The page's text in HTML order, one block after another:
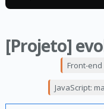
[Projeto]
Front-end
JavaScript: